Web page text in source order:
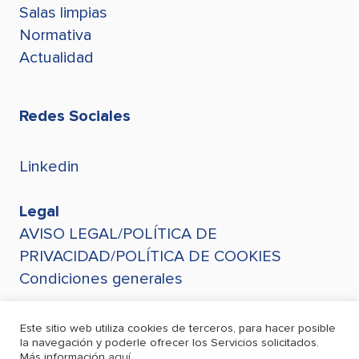
Salas limpias
Normativa
Actualidad
Redes Sociales
Linkedin
Legal
AVISO LEGAL/POLÍTICA DE
PRIVACIDAD/POLÍTICA DE COOKIES
Condiciones generales
Este sitio web utiliza cookies de terceros, para hacer posible
la navegación y poderle ofrecer los Servicios solicitados.